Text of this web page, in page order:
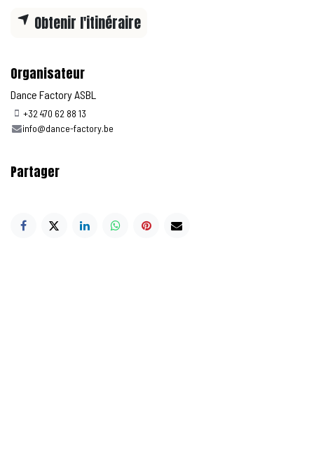
Obtenir l'itinéraire
Organisateur
Dance Factory ASBL
+32 470 62 88 13
info@dance-factory.be
Partager